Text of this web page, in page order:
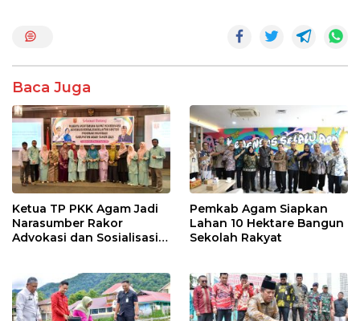
o
k
p
Baca Juga
Ketua TP PKK Agam Jadi
Narasumber Rakor
Advokasi dan Sosialisasi
Pemkab Agam Siapkan
Lahan 10 Hektare Bangun
Sekolah Rakyat